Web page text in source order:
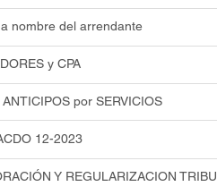
nombre del arrendante
y CPA
por SERVICIOS
12-2023
Y REGULARIZACION